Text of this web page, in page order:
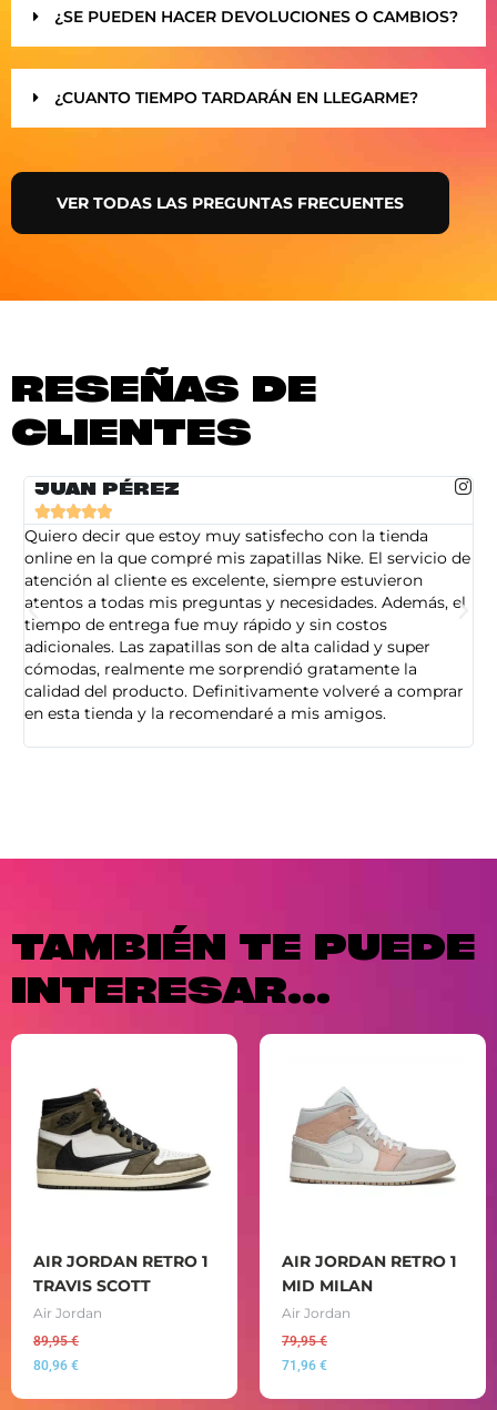
¿SE PUEDEN HACER DEVOLUCIONES O CAMBIOS?
¿CUANTO TIEMPO TARDARÁN EN LLEGARME?
VER TODAS LAS PREGUNTAS FRECUENTES
RESEÑAS DE
CLIENTES
JUAN PÉREZ

Quiero decir que estoy muy satisfecho con la tienda
online en la que compré mis zapatillas Nike. El servicio de
atención al cliente es excelente, siempre estuvieron
atentos a todas mis preguntas y necesidades. Además, el
tiempo de entrega fue muy rápido y sin costos
adicionales. Las zapatillas son de alta calidad y super
cómodas, realmente me sorprendió gratamente la
calidad del producto. Definitivamente volveré a comprar
en esta tienda y la recomendaré a mis amigos.
TAMBIÉN TE PUEDE
INTERESAR...
AIR JORDAN RETRO 1
TRAVIS SCOTT
Air Jordan
89,95€
80,96 €
AIR JORDAN RETRO 1
MID MILAN
Air Jordan
79,95€
71,96 €